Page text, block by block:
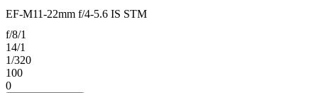
EF-M11-22mm f/4-5.6 IS STM
f/8/1
14/1
1/320
100
0